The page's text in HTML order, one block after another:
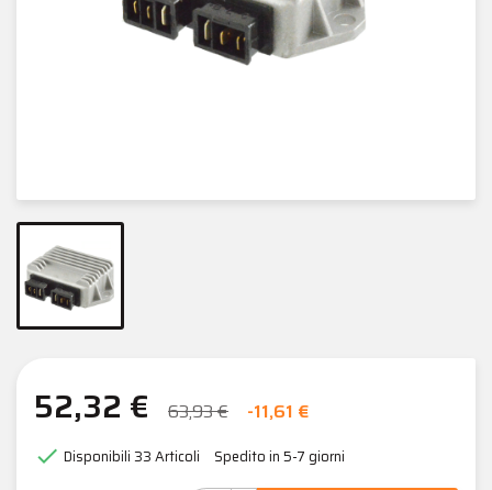
52,32 € 63,93 € -11,61 €
 Disponibili33 Articoli Spedito in 5-7 giorni